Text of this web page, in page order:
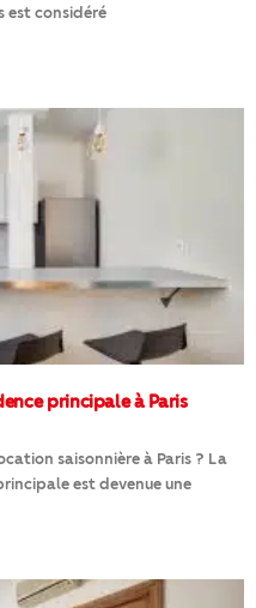
est considéré
principale à Paris
saisonnière à Paris ? La
est devenue une